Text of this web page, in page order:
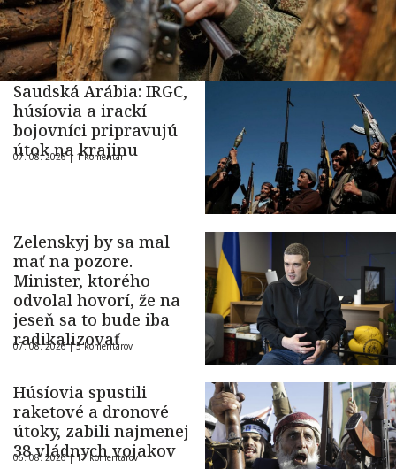
Saudská Arábia: IRGC,
húsíovia a irackí
bojovníci pripravujú
útok na krajinu
07. 08. 2026 | 1 komentár
Zelenskyj by sa mal
mať na pozore.
Minister, ktorého
odvolal hovorí, že na
jeseň sa to bude iba
radikalizovať
07. 08. 2026 |5 komentárov
Húsíovia spustili
raketové a dronové
útoky, zabili najmenej
38 vládnych vojakov
06. 08. 2026 |17 komentárov